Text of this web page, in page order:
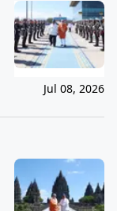
Jul 08, 2026